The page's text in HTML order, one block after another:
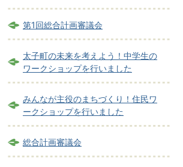
第1回総合計画審議会
太子町の未来を考えよう！中学生の
ワークショップを行いました
みんなが主役のまちづくり！住民ワ
ークショップを行いました
総合計画審議会